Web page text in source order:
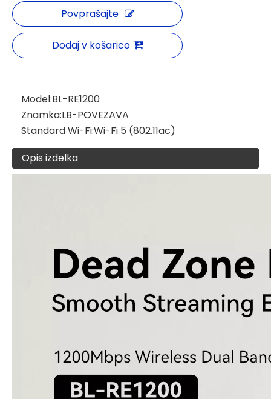
Povprašajte
Dodaj v košarico
Model:BL-RE1200
Znamka:LB-POVEZAVA
Standard Wi-Fi:Wi-Fi 5 (802.11ac)
Opis izdelka